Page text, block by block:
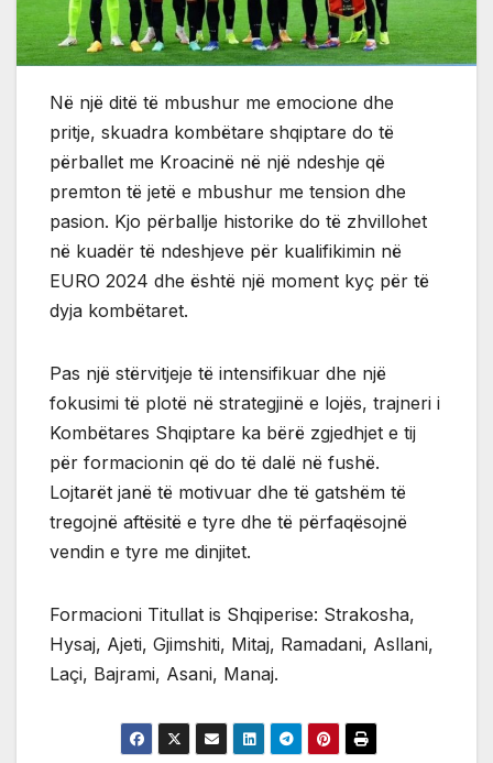
Në një ditë të mbushur me emocione dhe
pritje, skuadra kombëtare shqiptare do të
përballet me Kroacinë në një ndeshje që
premton të jetë e mbushur me tension dhe
pasion. Kjo përballje historike do të zhvillohet
në kuadër të ndeshjeve për kualifikimin në
EURO 2024 dhe është një moment kyç për të
dyja kombëtaret.
Pas një stërvitjeje të intensifikuar dhe një
fokusimi të plotë në strategjinë e lojës, trajneri i
Kombëtares Shqiptare ka bërë zgjedhjet e tij
për formacionin që do të dalë në fushë.
Lojtarët janë të motivuar dhe të gatshëm të
tregojnë aftësitë e tyre dhe të përfaqësojnë
vendin e tyre me dinjitet.
Formacioni Titullat is Shqiperise: Strakosha,
Hysaj, Ajeti, Gjimshiti, Mitaj, Ramadani, Asllani,
Laçi, Bajrami, Asani, Manaj.